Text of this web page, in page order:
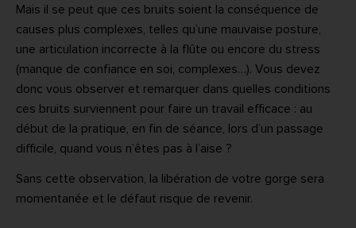
Mais il se peut que ces bruits soient la conséquence de
causes plus complexes, telles qu’une mauvaise posture,
une articulation incorrecte à la flûte ou encore du stress
(manque de confiance en soi, complexes…). Vous devez
donc vous observer et remarquer dans quelles conditions
ces bruits surviennent pour faire un travail efficace : au
début de la pratique, en fin de séance, lors d’un passage
difficile, quand vous n’êtes pas à l’aise ?
Sans cette observation, la libération de votre gorge sera
momentanée et le défaut risque de revenir.